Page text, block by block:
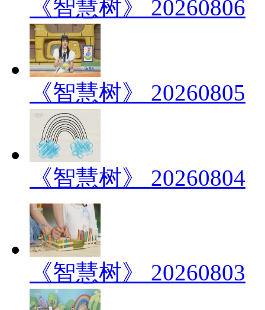
《智慧树》 20260806
《智慧树》 20260805
《智慧树》 20260804
《智慧树》 20260803